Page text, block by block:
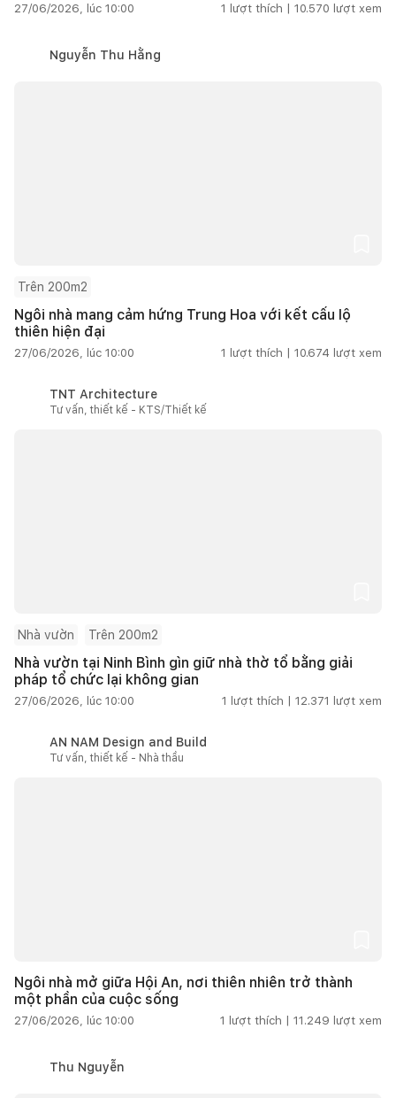
27/06/2026, lúc 10:00 1 lượt thích | 10.570 lượt xem
Nguyễn Thu Hằng
Trên 200m2
Ngôi nhà mang cảm hứng Trung Hoa với kết cấu lộ
thiên hiện đại
27/06/2026, lúc 10:00 1 lượt thích | 10.674 lượt xem
TNT Architecture
Tư vấn, thiết kế - KTS/Thiết kế
Nhà vườn Trên 200m2
Nhà vườn tại Ninh Bình gìn giữ nhà thờ tổ bằng giải
pháp tổ chức lại không gian
27/06/2026, lúc 10:00 1 lượt thích | 12.371 lượt xem
AN NAM Design and Build
Tư vấn, thiết kế - Nhà thầu
Ngôi nhà mở giữa Hội An, nơi thiên nhiên trở thành
một phần của cuộc sống
27/06/2026, lúc 10:00 1 lượt thích | 11.249 lượt xem
Thu Nguyễn